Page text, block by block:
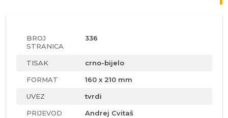
BROJ
STRANICA
336
TISAK crno-bijelo
FORMAT 160 x 210 mm
UVEZ tvrdi
PRIJEVOD Andrej Cvitaš